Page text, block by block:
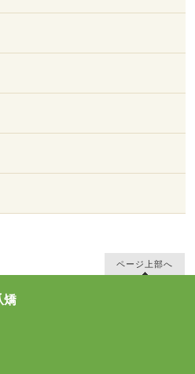
ページ上部へ
矯